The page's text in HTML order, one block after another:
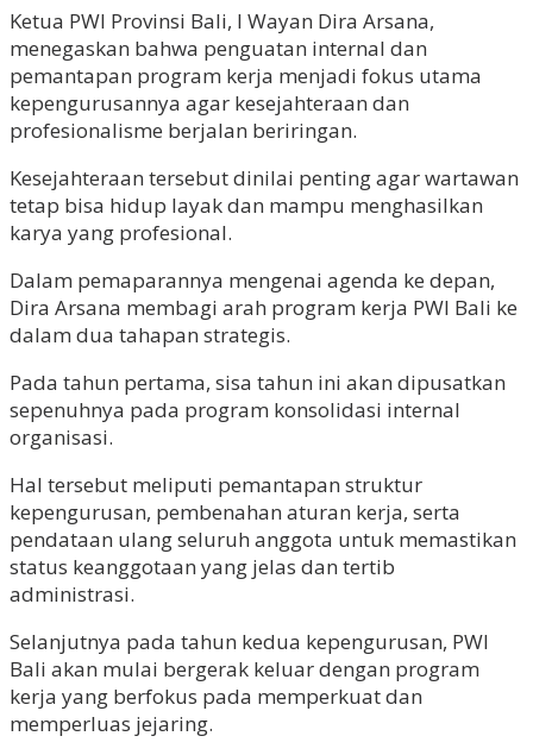
Ketua PWI Provinsi Bali, I Wayan Dira Arsana,
menegaskan bahwa penguatan internal dan
pemantapan program kerja menjadi fokus utama
kepengurusannya agar kesejahteraan dan
profesionalisme berjalan beriringan.
Kesejahteraan tersebut dinilai penting agar wartawan
tetap bisa hidup layak dan mampu menghasilkan
karya yang profesional.
Dalam pemaparannya mengenai agenda ke depan,
Dira Arsana membagi arah program kerja PWI Bali ke
dalam dua tahapan strategis.
Pada tahun pertama, sisa tahun ini akan dipusatkan
sepenuhnya pada program konsolidasi internal
organisasi.
Hal tersebut meliputi pemantapan struktur
kepengurusan, pembenahan aturan kerja, serta
pendataan ulang seluruh anggota untuk memastikan
status keanggotaan yang jelas dan tertib
administrasi.
Selanjutnya pada tahun kedua kepengurusan, PWI
Bali akan mulai bergerak keluar dengan program
kerja yang berfokus pada memperkuat dan
memperluas jejaring.